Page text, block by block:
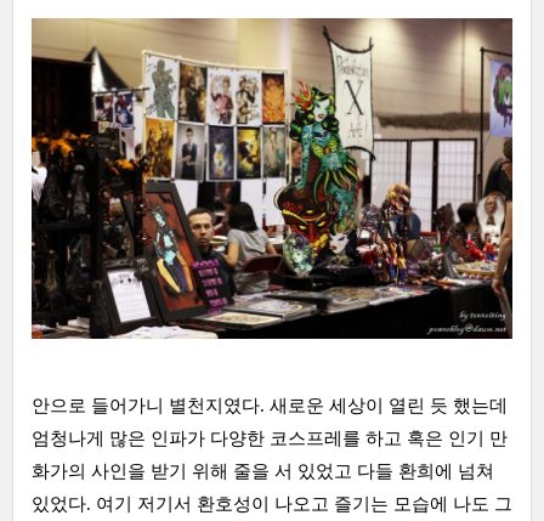
안으로 들어가니 별천지였다. 새로운 세상이 열린 듯 했는데
엄청나게 많은 인파가 다양한 코스프레를 하고 혹은 인기 만
화가의 사인을 받기 위해 줄을 서 있었고 다들 환희에 넘쳐
있었다. 여기 저기서 환호성이 나오고 즐기는 모습에 나도 그